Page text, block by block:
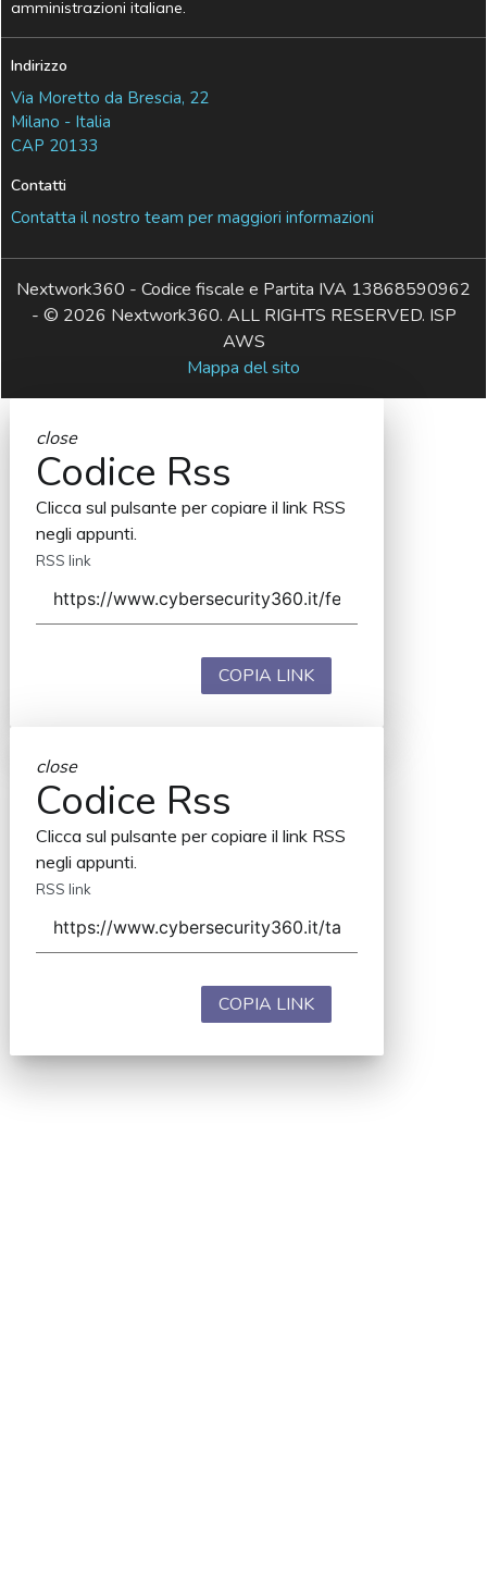
amministrazioni italiane.
Indirizzo
Via Moretto da Brescia, 22
Milano - Italia
CAP 20133
Contatti
Contatta il nostro team per maggiori informazioni
Nextwork360 - Codice fiscale e Partita IVA 13868590962
- © 2026 Nextwork360. ALL RIGHTS RESERVED. ISP
AWS
Mappa del sito
close
Codice Rss
Clicca sul pulsante per copiare il link RSS
negli appunti.
RSS link
COPIA LINK
close
Codice Rss
Clicca sul pulsante per copiare il link RSS
negli appunti.
RSS link
COPIA LINK